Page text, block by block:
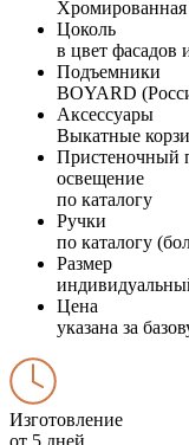
Хромированная
Цоколь
в цвет фасадов
Подъемники
BOYARD
Аксессуары
Выкатные
Пристеночный
освещение
по каталогу
Ручки
по каталогу
Размер
Цена
указана за
Изготовление
от 5 дней